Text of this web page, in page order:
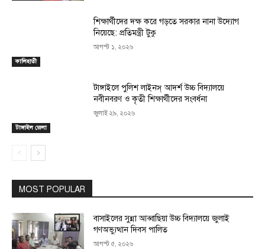
কালিহাতী
শিক্ষার্থীদের দক্ষ করে গড়তে সরকার নানা উদ্যোগ
নিয়েছে: প্রতিমন্ত্রী টুকু
আগস্ট ১, ২০২৬
টাঙ্গাইল জেলা
টাঙ্গাইলে পুলিশ লাইনস্ আদর্শ উচ্চ বিদ্যালয়ে
নবীনবরণ ও কৃতী শিক্ষার্থীদের সংবর্ধনা
জুলাই ২৯, ২০২৬
MOST POPULAR
বাসাইলের সুন্না আব্বাছিয়া উচ্চ বিদ্যালয়ে জুলাই
গণঅভ্যুত্থান দিবস পালিত
আগস্ট ৫, ২০২৬